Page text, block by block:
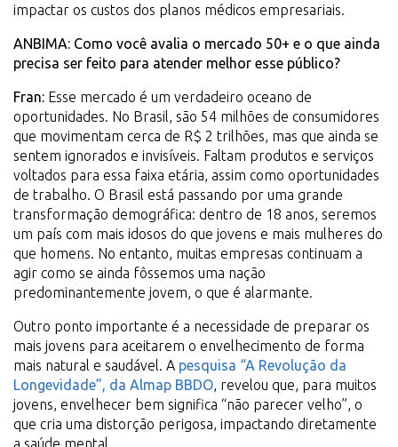
impactar os custos dos planos médicos empresariais.
ANBIMA: Como você avalia o mercado 50+ e o que ainda
precisa ser feito para atender melhor esse público?
Fran: Esse mercado é um verdadeiro oceano de
oportunidades. No Brasil, são 54 milhões de consumidores
que movimentam cerca de R$ 2 trilhões, mas que ainda se
sentem ignorados e invisíveis. Faltam produtos e serviços
voltados para essa faixa etária, assim como oportunidades
de trabalho. O Brasil está passando por uma grande
transformação demográfica: dentro de 18 anos, seremos
um país com mais idosos do que jovens e mais mulheres do
que homens. No entanto, muitas empresas continuam a
agir como se ainda fôssemos uma nação
predominantemente jovem, o que é alarmante.
Outro ponto importante é a necessidade de preparar os
mais jovens para aceitarem o envelhecimento de forma
mais natural e saudável. A pesquisa “A Revolução da
Longevidade”, da Almap BBDO, revelou que, para muitos
jovens, envelhecer bem significa “não parecer velho”, o
que cria uma distorção perigosa, impactando diretamente
a saúde mental.